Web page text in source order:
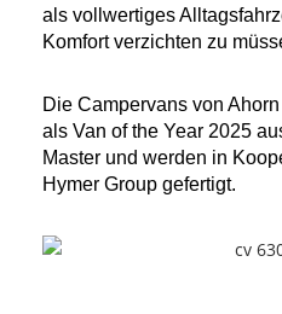
als vollwertiges
Komfort verzichten zu
Die Campervans von
als Van of the Year 2025
Master und werden in
Hymer Group gefertigt.